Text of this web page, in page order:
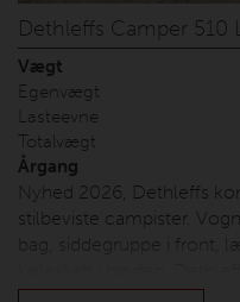
Dethleffs Camper 510
Vægt
Egenvægt
Lasteevne
Totalvægt
Årgang
Nyhed 2026, Dethleffs
stilbeviste campister.
bag, siddegruppe i front,
producent, hvor kvalitet